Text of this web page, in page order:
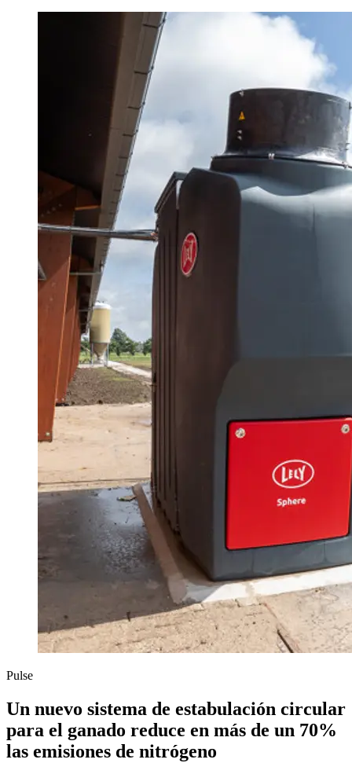
Pulse
Un nuevo sistema de estabulación circular
para el ganado reduce en más de un 70%
las emisiones de nitrógeno